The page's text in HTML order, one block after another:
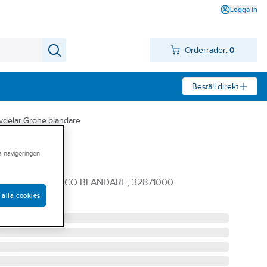
Logga in
Orderrader: 0
Beställ direkt
Grohe blandare
TILL EUROECO BLANDARE, 32871000
navigeringen
alla cookies